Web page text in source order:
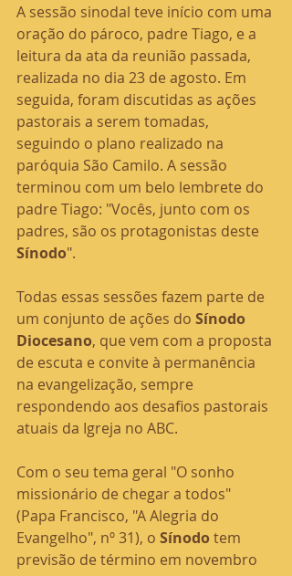
A sessão sinodal teve início com uma
oração do pároco, padre Tiago, e a
leitura da ata da reunião passada,
realizada no dia 23 de agosto. Em
seguida, foram discutidas as ações
pastorais a serem tomadas,
seguindo o plano realizado na
paróquia São Camilo. A sessão
terminou com um belo lembrete do
padre Tiago: "Vocês, junto com os
padres, são os protagonistas deste
Sínodo".
Todas essas sessões fazem parte de
um conjunto de ações do Sínodo
Diocesano, que vem com a proposta
de escuta e convite à permanência
na evangelização, sempre
respondendo aos desafios pastorais
atuais da Igreja no ABC.
Com o seu tema geral "O sonho
missionário de chegar a todos"
(Papa Francisco, "A Alegria do
Evangelho", nº 31), o Sínodo tem
previsão de término em novembro